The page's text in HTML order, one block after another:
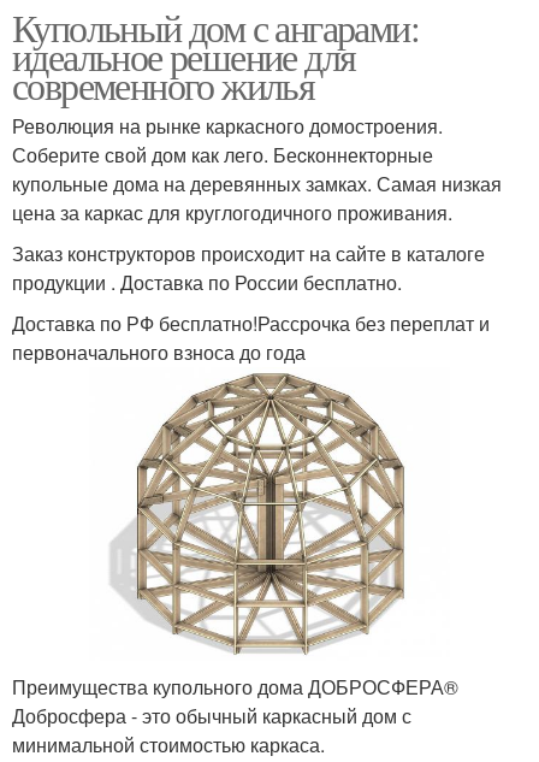
Купольный дом с ангарами:
идеальное решение для
современного жилья
Революция на рынке каркасного домостроения.
Соберите свой дом как лего. Беcконнекторные
купольные дома на деревянных замках. Самая низкая
цена за каркас для круглогодичного проживания.
Заказ конструкторов происходит на сайте в каталоге
продукции . Доставка по России бесплатно.
Доставка по РФ бесплатно!Рассрочка без переплат и
первоначального взноса до года
Преимущества купольного дома ДОБРОСФЕРА®
Добросфера - это обычный каркасный дом с
минимальной стоимостью каркаса.